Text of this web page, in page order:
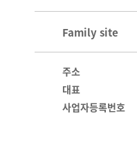
Family site
주소
대표
사업자등록번호